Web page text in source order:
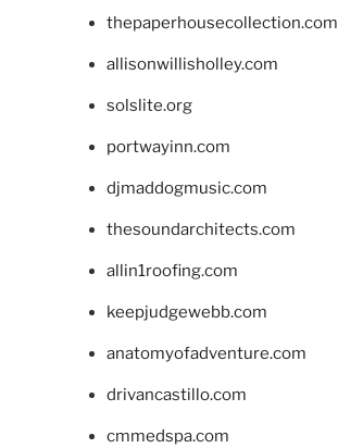
thepaperhousecollection.com
allisonwillisholley.com
solslite.org
portwayinn.com
djmaddogmusic.com
thesoundarchitects.com
allin1roofing.com
keepjudgewebb.com
anatomyofadventure.com
drivancastillo.com
cmmedspa.com